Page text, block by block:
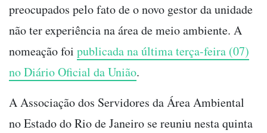
preocupados pelo fato de o novo gestor da unidade
não ter experiência na área de meio ambiente. A
nomeação foi publicada na última terça-feira (07)
no Diário Oficial da União.
A Associação dos Servidores da Área Ambiental
no Estado do Rio de Janeiro se reuniu nesta quinta